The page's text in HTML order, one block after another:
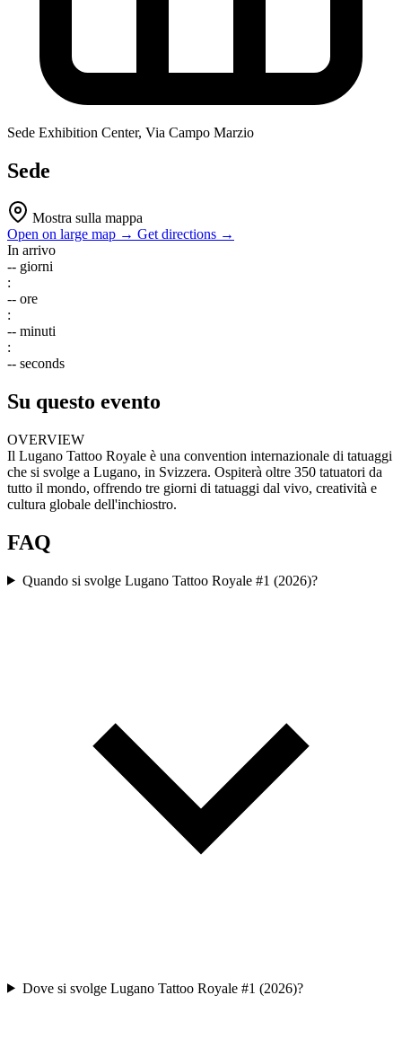
Sede Exhibition Center, Via Campo Marzio
Sede
Mostra sulla mappa
Open on large map → Get directions →
In arrivo
-- giorni
:
-- ore
:
-- minuti
:
-- seconds
Su questo evento
OVERVIEW
Il Lugano Tattoo Royale è una convention internazionale di tatuaggi
che si svolge a Lugano, in Svizzera. Ospiterà oltre 350 tatuatori da
tutto il mondo, offrendo tre giorni di tatuaggi dal vivo, creatività e
cultura globale dell'inchiostro.
FAQ
Quando si svolge Lugano Tattoo Royale #1 (2026)?
Dove si svolge Lugano Tattoo Royale #1 (2026)?